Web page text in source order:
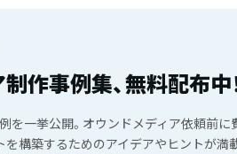
作事例集、無料配布中
を一挙公開。オウンドメディア依頼前に
を構築するためのアイデアやヒントが満